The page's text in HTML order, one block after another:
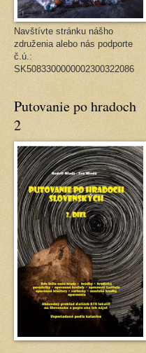
Navštívte stránku nášho
združenia alebo nás podporte
č.ú.:
SK5083300000002300322086
Putovanie po hradoch
2